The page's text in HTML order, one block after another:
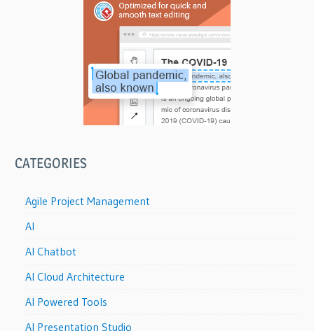
CATEGORIES
Agile Project Management
AI
AI Chatbot
AI Cloud Architecture
AI Powered Tools
AI Presentation Studio